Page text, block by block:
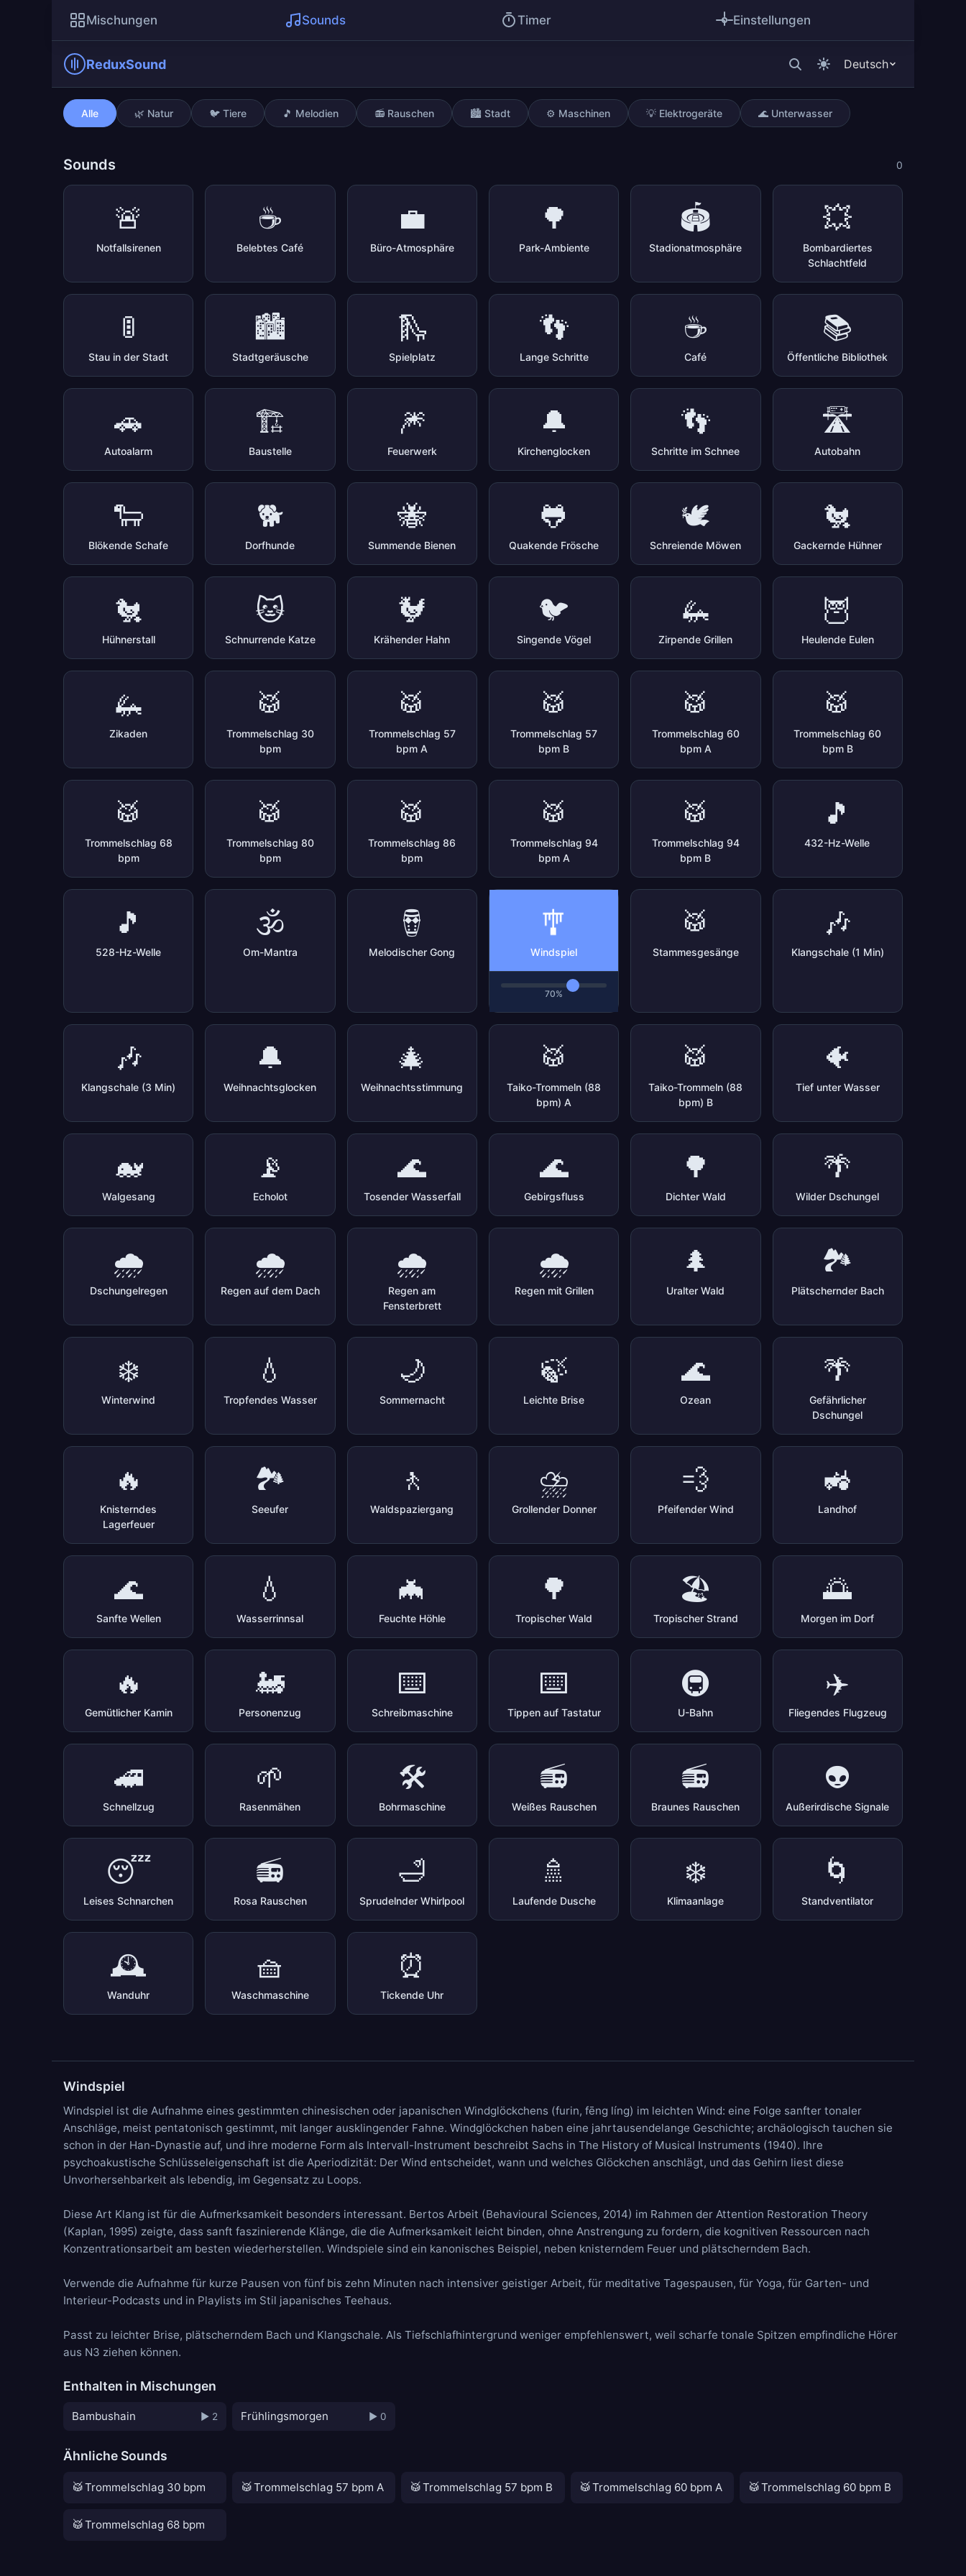
ReduxSound Deutsch
Windspiel
Alle 🌿 Natur 🐦 Tiere 🎵 Melodien 📻 Rauschen 🏙️ Stadt ⚙️ Maschinen 💡 Elektrogeräte 🌊 Unterwasser
Sounds 0
🚨
Notfallsirenen
☕
Belebtes Café
💼
Büro-Atmosphäre
🌳
Park-Ambiente
🏟️
Stadionatmosphäre
💥
Bombardiertes
Schlachtfeld
🚦
Stau in der Stadt
🏙️
Stadtgeräusche
🛝
Spielplatz
👣
Lange Schritte
☕
Café
📚
Öffentliche Bibliothek
🚗
Autoalarm
🏗️
Baustelle
🎆
Feuerwerk
🔔
Kirchenglocken
👣
Schritte im Schnee
🛣️
Autobahn
🐑
Blökende Schafe
🐕
Dorfhunde
🐝
Summende Bienen
🐸
Quakende Frösche
🕊️
Schreiende Möwen
🐔
Gackernde Hühner
🐔
Hühnerstall
🐱
Schnurrende Katze
🐓
Krähender Hahn
🐦
Singende Vögel
🦗
Zirpende Grillen
🦉
Heulende Eulen
🦗
Zikaden
🥁
Trommelschlag 30
bpm
🥁
Trommelschlag 57
bpm A
🥁
Trommelschlag 57
bpm B
🥁
Trommelschlag 60
bpm A
🥁
Trommelschlag 60
bpm B
🥁
Trommelschlag 68
bpm
🥁
Trommelschlag 80
bpm
🥁
Trommelschlag 86
bpm
🥁
Trommelschlag 94
bpm A
🥁
Trommelschlag 94
bpm B
🎵
432-Hz-Welle
🎵
528-Hz-Welle
🕉️
Om-Mantra
🪘
Melodischer Gong
🎐
Windspiel
70%
🥁
Stammesgesänge
🎶
Klangschale (1 Min)
🎶
Klangschale (3 Min)
🔔
Weihnachtsglocken
🎄
Weihnachtsstimmung
🥁
Taiko-Trommeln (88
bpm) A
🥁
Taiko-Trommeln (88
bpm) B
🐠
Tief unter Wasser
🐋
Walgesang
📡
Echolot
🌊
Tosender Wasserfall
🌊
Gebirgsfluss
🌳
Dichter Wald
🌴
Wilder Dschungel
🌧️
Dschungelregen
🌧️
Regen auf dem Dach
🌧️
Regen am
Fensterbrett
🌧️
Regen mit Grillen
🌲
Uralter Wald
🏞️
Plätschernder Bach
❄️
Winterwind
💧
Tropfendes Wasser
🌙
Sommernacht
🍃
Leichte Brise
🌊
Ozean
🌴
Gefährlicher
Dschungel
🔥
Knisterndes
Lagerfeuer
🏞️
Seeufer
🚶
Waldspaziergang
⛈️
Grollender Donner
💨
Pfeifender Wind
🚜
Landhof
🌊
Sanfte Wellen
💧
Wasserrinnsal
🦇
Feuchte Höhle
🌳
Tropischer Wald
🏖️
Tropischer Strand
🌅
Morgen im Dorf
🔥
Gemütlicher Kamin
🚂
Personenzug
⌨️
Schreibmaschine
⌨️
Tippen auf Tastatur
🚇
U-Bahn
✈️
Fliegendes Flugzeug
🚄
Schnellzug
🌱
Rasenmähen
🛠️
Bohrmaschine
📻
Weißes Rauschen
📻
Braunes Rauschen
👽
Außerirdische Signale
😴
Leises Schnarchen
📻
Rosa Rauschen
🛁
Sprudelnder Whirlpool
🚿
Laufende Dusche
❄️
Klimaanlage
🌀
Standventilator
🕰️
Wanduhr
🧺
Waschmaschine
⏰
Tickende Uhr
Windspiel
Windspiel ist die Aufnahme eines gestimmten chinesischen oder japanischen Windglöckchens (furin, fēng líng) im leichten Wind: eine Folge sanfter tonaler
Anschläge, meist pentatonisch gestimmt, mit langer ausklingender Fahne. Windglöckchen haben eine jahrtausendelange Geschichte; archäologisch tauchen sie
schon in der Han-Dynastie auf, und ihre moderne Form als Intervall-Instrument beschreibt Sachs in The History of Musical Instruments (1940). Ihre
psychoakustische Schlüsseleigenschaft ist die Aperiodizität: Der Wind entscheidet, wann und welches Glöckchen anschlägt, und das Gehirn liest diese
Unvorhersehbarkeit als lebendig, im Gegensatz zu Loops.
Diese Art Klang ist für die Aufmerksamkeit besonders interessant. Bertos Arbeit (Behavioural Sciences, 2014) im Rahmen der Attention Restoration Theory
(Kaplan, 1995) zeigte, dass sanft faszinierende Klänge, die die Aufmerksamkeit leicht binden, ohne Anstrengung zu fordern, die kognitiven Ressourcen nach
Konzentrationsarbeit am besten wiederherstellen. Windspiele sind ein kanonisches Beispiel, neben knisterndem Feuer und plätscherndem Bach.
Verwende die Aufnahme für kurze Pausen von fünf bis zehn Minuten nach intensiver geistiger Arbeit, für meditative Tagespausen, für Yoga, für Garten- und
Interieur-Podcasts und in Playlists im Stil japanisches Teehaus.
Passt zu leichter Brise, plätscherndem Bach und Klangschale. Als Tiefschlafhintergrund weniger empfehlenswert, weil scharfe tonale Spitzen empfindliche Hörer
aus N3 ziehen können.
Enthalten in Mischungen
Bambushain ▶ 2 Frühlingsmorgen ▶ 0
Ähnliche Sounds
🥁Trommelschlag 30 bpm 🥁Trommelschlag 57 bpm A 🥁Trommelschlag 57 bpm B 🥁Trommelschlag 60 bpm A 🥁Trommelschlag 60 bpm B
🥁Trommelschlag 68 bpm
Mischungen Sounds Timer Einstellungen